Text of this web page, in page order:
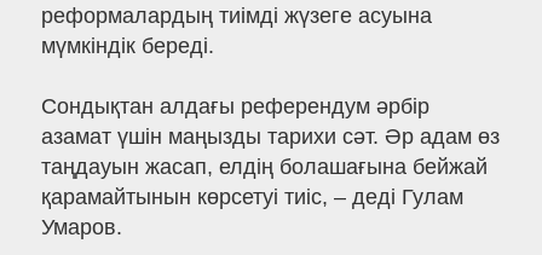
реформалардың тиімді жүзеге асуына
мүмкіндік береді.
Сондықтан алдағы референдум әрбір
азамат үшін маңызды тарихи сәт. Әр адам өз
таңдауын жасап, елдің болашағына бейжай
қарамайтынын көрсетуі тиіс, – деді Гулам
Умаров.